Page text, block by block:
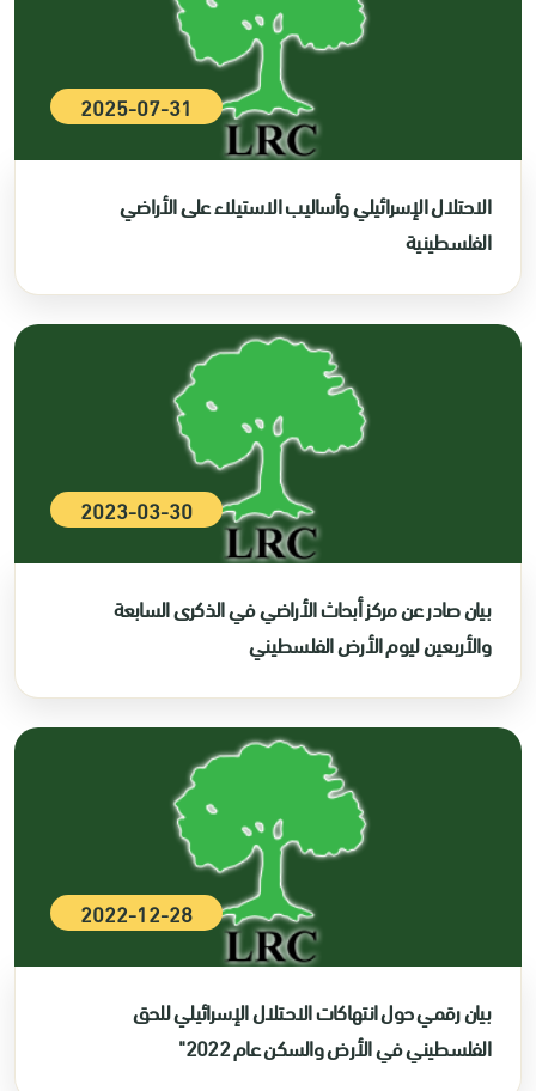
2025-07-31
الاحتلال الإسرائيلي وأساليب الاستيلاء على الأراضي
الفلسطينية
2023-03-30
بيان صادر عن مركز أبحاث الأراضي في الذكرى السابعة
والأربعين ليوم الأرض الفلسطيني
2022-12-28
بيان رقمي حول انتهاكات الاحتلال الإسرائيلي للحق
الفلسطيني في الأرض والسكن عام 2022"